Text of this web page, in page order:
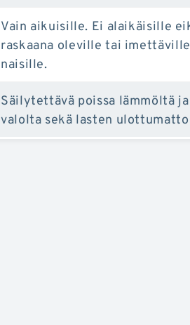
Vain aikuisille. Ei alaikäisille
raskaana oleville tai imettäville
naisille.
Säilytettävä poissa lämmöltä ja
valolta sekä lasten